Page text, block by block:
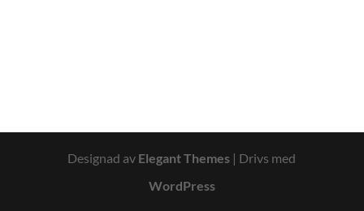
Designad av Elegant Themes | Drivs med
WordPress